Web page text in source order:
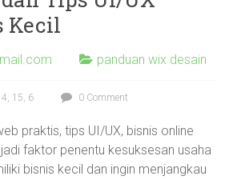
Kecil
panduan wix desain
, 15, 6 0 Comment
praktis, tips UI/UX, bisnis online
faktor penentu kesuksesan usaha
bisnis kecil dan ingin menjangkau